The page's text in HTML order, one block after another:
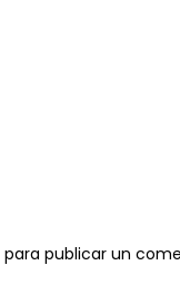
para publicar un